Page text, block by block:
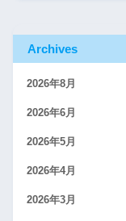
Archives
2026年8月
2026年6月
2026年5月
2026年4月
2026年3月